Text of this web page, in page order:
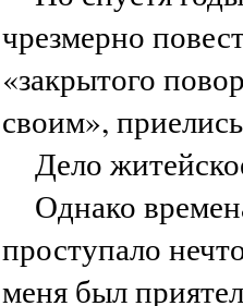
чрезмерно
«закрытого
своим»,
Дело
Однако
проступало
меня был